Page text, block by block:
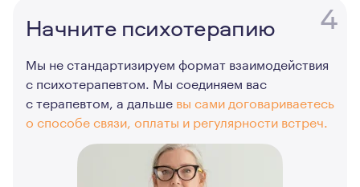
4
Начните психотерапию
Мы не стандартизируем формат взаимодействия
с психотерапевтом. Мы соединяем вас
с терапевтом, а дальше вы сами договариваетесь
о способе связи, оплаты и регулярности встреч.